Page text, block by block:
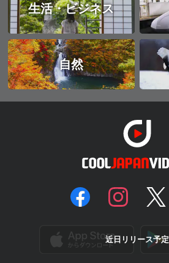
生活・ビジネス
自然
近日リリース予定